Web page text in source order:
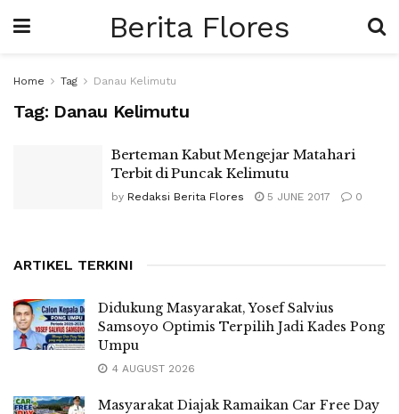
Berita Flores
Home Tag Danau Kelimutu
Tag: Danau Kelimutu
Berteman Kabut Mengejar Matahari
Terbit di Puncak Kelimutu
by Redaksi Berita Flores 5 JUNE 2017 0
ARTIKEL TERKINI
Didukung Masyarakat, Yosef Salvius
Samsoyo Optimis Terpilih Jadi Kades Pong
Umpu
4 AUGUST 2026
Masyarakat Diajak Ramaikan Car Free Day